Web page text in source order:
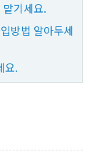
기세요.
방법 알아두세
요.